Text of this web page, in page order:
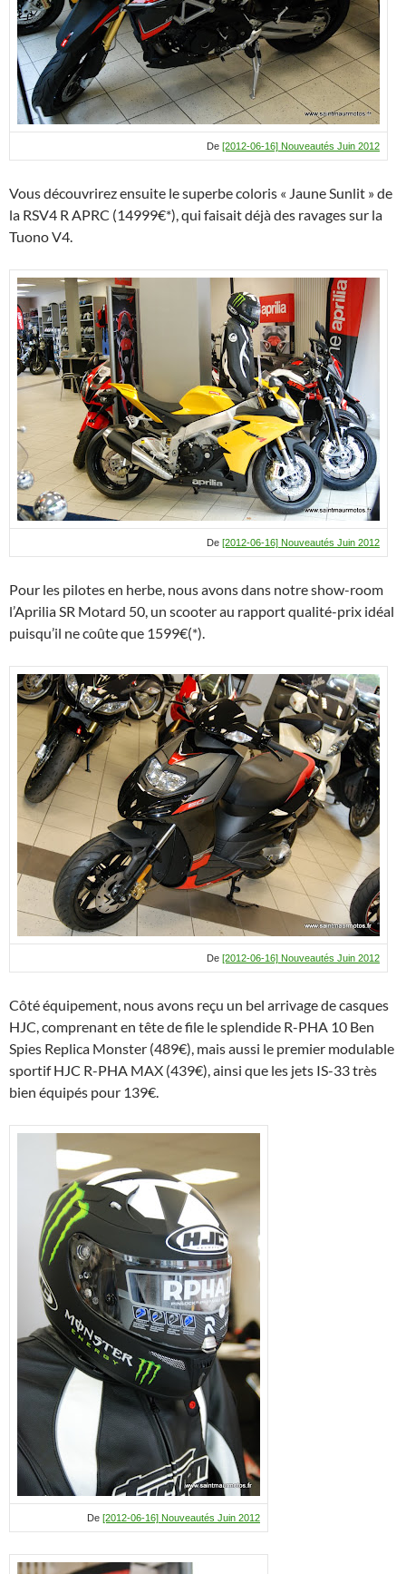
De [2012-06-16] Nouveautés Juin 2012
Vous découvrirez ensuite le superbe coloris « Jaune Sunlit » de
la RSV4 R APRC (14999€*), qui faisait déjà des ravages sur la
Tuono V4.
De [2012-06-16] Nouveautés Juin 2012
Pour les pilotes en herbe, nous avons dans notre show-room
l’Aprilia SR Motard 50, un scooter au rapport qualité-prix idéal
puisqu’il ne coûte que 1599€(*).
De [2012-06-16] Nouveautés Juin 2012
Côté équipement, nous avons reçu un bel arrivage de casques
HJC, comprenant en tête de file le splendide R-PHA 10 Ben
Spies Replica Monster (489€), mais aussi le premier modulable
sportif HJC R-PHA MAX (439€), ainsi que les jets IS-33 très
bien équipés pour 139€.
De [2012-06-16] Nouveautés Juin 2012